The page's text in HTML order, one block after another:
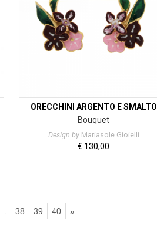
ORECCHINI ARGENTO E SMALTO
Bouquet
Design byMariasole Gioielli
€ 130,00
38 39 40 »